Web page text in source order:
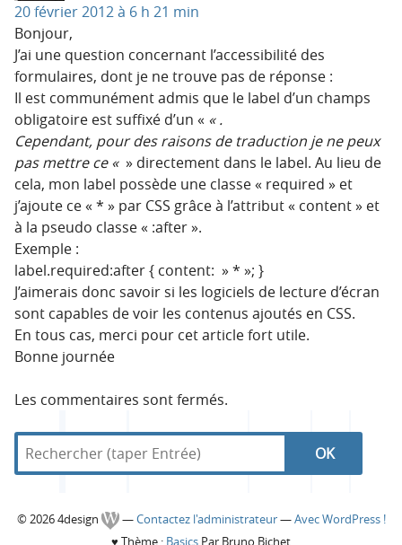
20 février 2012 à 6 h 21 min
Bonjour,
J’ai une question concernant l’accessibilité des
formulaires, dont je ne trouve pas de réponse :
Il est communément admis que le label d’un champs
obligatoire est suffixé d’un « « .
Cependant, pour des raisons de traduction je ne peux
pas mettre ce « » directement dans le label. Au lieu de
cela, mon label possède une classe « required » et
j’ajoute ce « * » par CSS grâce à l’attribut « content » et
à la pseudo classe « :after ».
Exemple :
label.required:after { content: » * »; }
J’aimerais donc savoir si les logiciels de lecture d’écran
sont capables de voir les contenus ajoutés en CSS.
En tous cas, merci pour cet article fort utile.
Bonne journée
Les commentaires sont fermés.
R
R
e
d
4
C
© 2026 4design —Contactez l'administrateur—Avec WordPress !
♥ Thème : Basics Par Bruno Bichet